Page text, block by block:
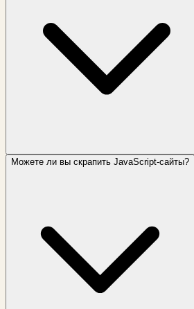
Можете ли вы скрапить JavaScript-сайты?